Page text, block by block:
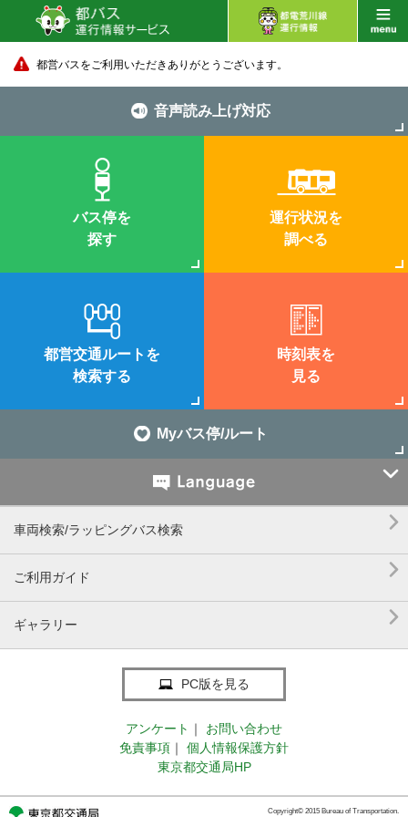
都営バスをご利用いただきありがとうございます。
音声読み上げ対応
バス停を
探す
運行状況を
調べる
都営交通ルートを
検索する
時刻表を
見る
Myバス停/ルート

車両検索/ラッピングバス検索 
ご利用ガイド 
ギャラリー 
PC版を見る
アンケート ｜
お問い合わせ
免責事項 ｜
個人情報保護方針
東京都交通局HP
Copyright© 2015 Bureau of Transportation.